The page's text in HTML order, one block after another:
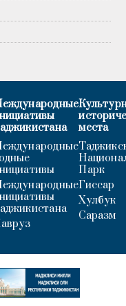
места
Парк
Гиссар
Хулбук
Саразм